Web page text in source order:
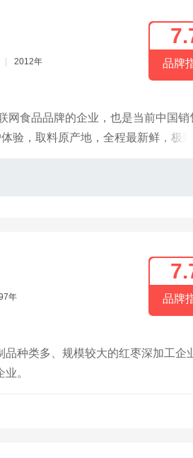
2012年 品牌
网食品品牌的企业，也是当前中国销
验，取料原产地，全程最新鲜，极
年 品牌
品种类多、规模较大的红枣深加工企
。